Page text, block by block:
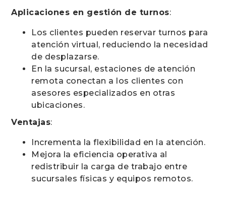
Aplicaciones en gestión de turnos:
Los clientes pueden reservar turnos para
atención virtual, reduciendo la necesidad
de desplazarse.
En la sucursal, estaciones de atención
remota conectan a los clientes con
asesores especializados en otras
ubicaciones.
Ventajas:
Incrementa la flexibilidad en la atención.
Mejora la eficiencia operativa al
redistribuir la carga de trabajo entre
sucursales físicas y equipos remotos.